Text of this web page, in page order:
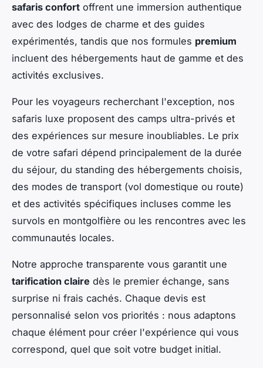
safaris confort offrent une immersion authentique
avec des lodges de charme et des guides
expérimentés, tandis que nos formules premium
incluent des hébergements haut de gamme et des
activités exclusives.
Pour les voyageurs recherchant l'exception, nos
safaris luxe proposent des camps ultra-privés et
des expériences sur mesure inoubliables. Le prix
de votre safari dépend principalement de la durée
du séjour, du standing des hébergements choisis,
des modes de transport (vol domestique ou route)
et des activités spécifiques incluses comme les
survols en montgolfière ou les rencontres avec les
communautés locales.
Notre approche transparente vous garantit une
tarification claire dès le premier échange, sans
surprise ni frais cachés. Chaque devis est
personnalisé selon vos priorités : nous adaptons
chaque élément pour créer l'expérience qui vous
correspond, quel que soit votre budget initial.